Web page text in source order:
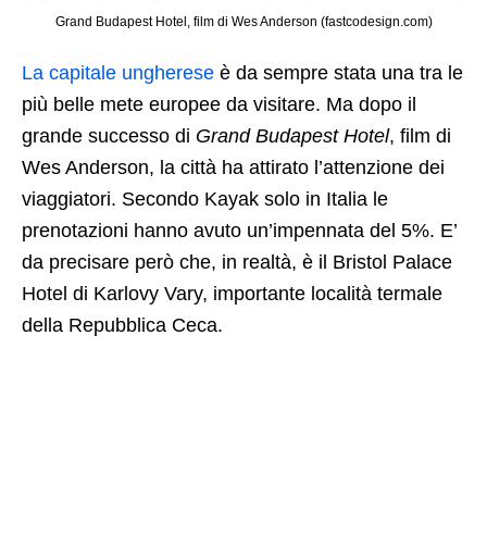
Grand Budapest Hotel, film di Wes Anderson (fastcodesign.com)
La capitale ungherese è da sempre stata una tra le
più belle mete europee da visitare. Ma dopo il
grande successo di Grand Budapest Hotel, film di
Wes Anderson, la città ha attirato l’attenzione dei
viaggiatori. Secondo Kayak solo in Italia le
prenotazioni hanno avuto un’impennata del 5%. E’
da precisare però che, in realtà, è il Bristol Palace
Hotel di Karlovy Vary, importante località termale
della Repubblica Ceca.